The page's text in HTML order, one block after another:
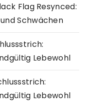
Flag Resynced:
Schwächen
Lebewohl
Lebewohl